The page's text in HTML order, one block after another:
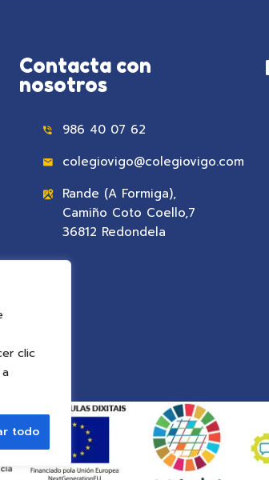
clic
todo
Contacta con
nosotros
986 40 07 62
colegiovigo@colegiovigo.com
Rande (A Formiga),
Camiño Coto Coello,7
36812 Redondela